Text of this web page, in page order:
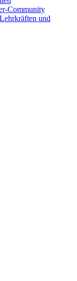
Community
und